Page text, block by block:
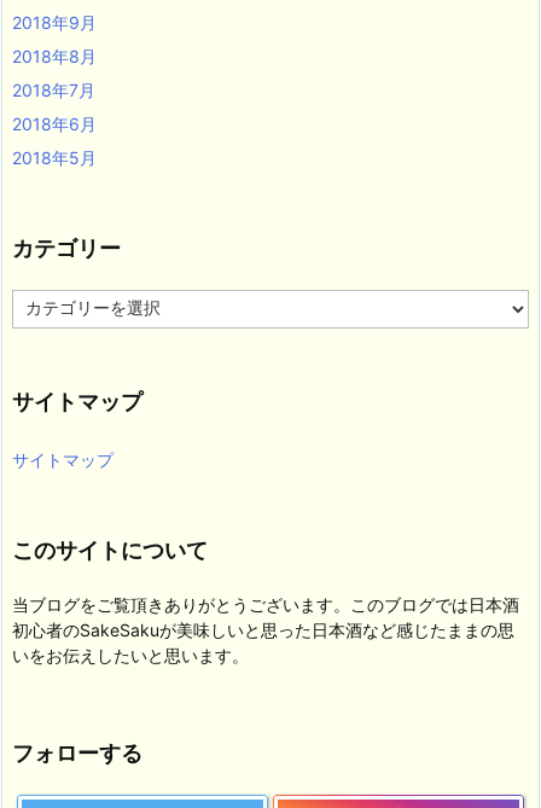
2018年9月
2018年8月
2018年7月
2018年6月
2018年5月
カテゴリー
カ
テ
ー
サイトマップ
サイトマップ
このサイトについて
当ブログをご覧頂きありがとうございます。このブログでは日本酒
初心者のSakeSakuが美味しいと思った日本酒など感じたままの思
いをお伝えしたいと思います。
フォローする